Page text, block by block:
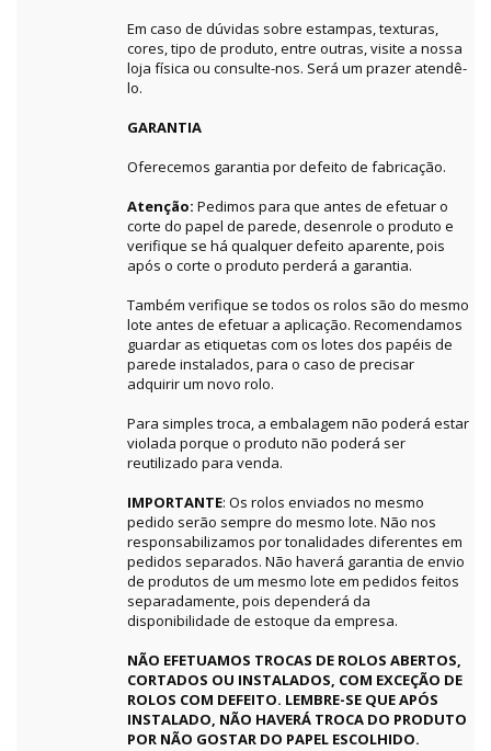
Em caso de dúvidas sobre estampas, texturas,
cores, tipo de produto, entre outras, visite a nossa
loja física ou consulte-nos. Será um prazer atendê-
lo.
GARANTIA
Oferecemos garantia por defeito de fabricação.
Atenção: Pedimos para que antes de efetuar o
corte do papel de parede, desenrole o produto e
verifique se há qualquer defeito aparente, pois
após o corte o produto perderá a garantia.
Também verifique se todos os rolos são do mesmo
lote antes de efetuar a aplicação. Recomendamos
guardar as etiquetas com os lotes dos papéis de
parede instalados, para o caso de precisar
adquirir um novo rolo.
Para simples troca, a embalagem não poderá estar
violada porque o produto não poderá ser
reutilizado para venda.
IMPORTANTE: Os rolos enviados no mesmo
pedido serão sempre do mesmo lote. Não nos
responsabilizamos por tonalidades diferentes em
pedidos separados. Não haverá garantia de envio
de produtos de um mesmo lote em pedidos feitos
separadamente, pois dependerá da
disponibilidade de estoque da empresa.
NÃO EFETUAMOS TROCAS DE ROLOS ABERTOS,
CORTADOS OU INSTALADOS, COM EXCEÇÃO DE
ROLOS COM DEFEITO. LEMBRE-SE QUE APÓS
INSTALADO, NÃO HAVERÁ TROCA DO PRODUTO
POR NÃO GOSTAR DO PAPEL ESCOLHIDO.